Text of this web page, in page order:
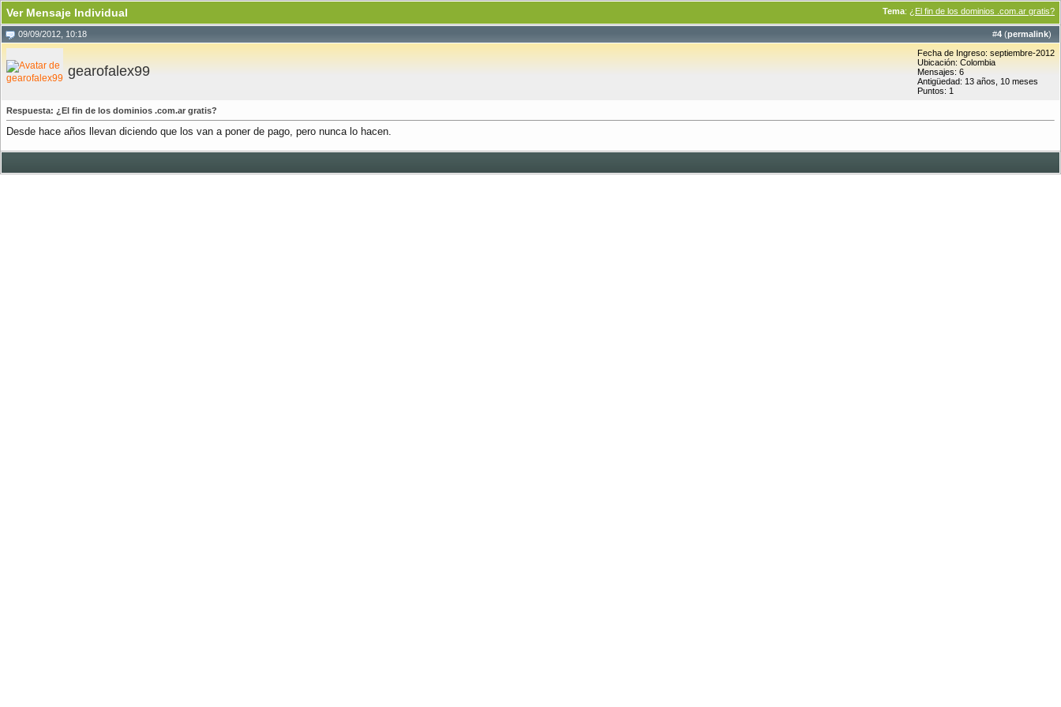
Tema: ¿El fin de los dominios .com.ar gratis?
Ver Mensaje Individual
#4 (permalink)
09/09/2012, 10:18
gearofalex99
Fecha de Ingreso: septiembre-2012
Ubicación: Colombia
Mensajes: 6
Antigüedad: 13 años, 10 meses
Puntos: 1
Respuesta: ¿El fin de los dominios .com.ar gratis?
Desde hace años llevan diciendo que los van a poner de pago, pero nunca lo hacen.